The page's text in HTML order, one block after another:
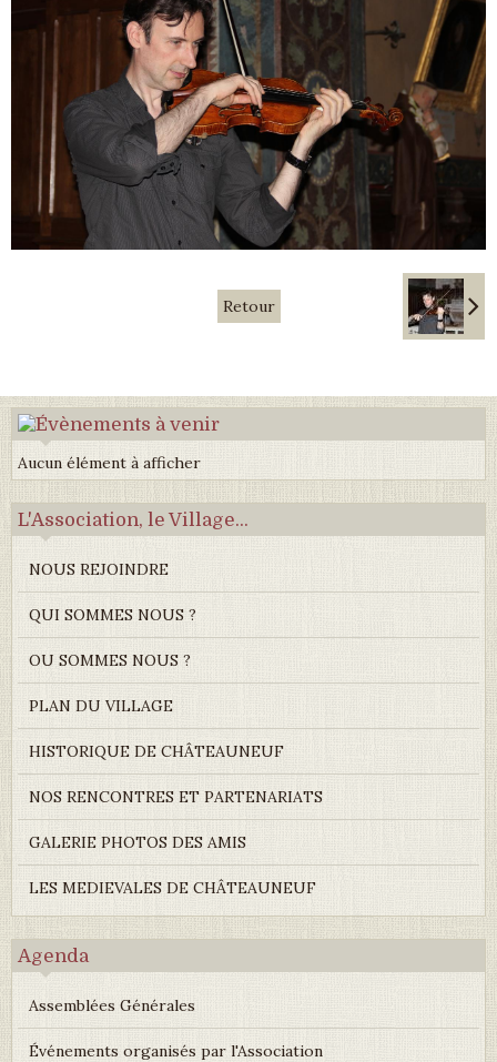
Retour
Aucun élément à afficher
L'Association, le Village...
NOUS REJOINDRE
QUI SOMMES NOUS ?
OU SOMMES NOUS ?
PLAN DU VILLAGE
HISTORIQUE DE CHÂTEAUNEUF
NOS RENCONTRES ET PARTENARIATS
GALERIE PHOTOS DES AMIS
LES MEDIEVALES DE CHÂTEAUNEUF
Agenda
Assemblées Générales
Événements organisés par l'Association